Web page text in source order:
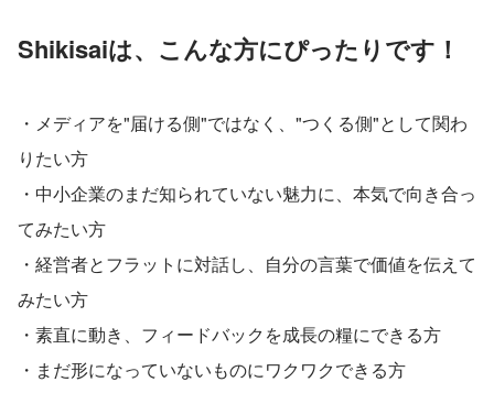
Shikisaiは、こんな方にぴったりです！
・メディアを"届ける側"ではなく、"つくる側"として関わ
りたい方
・中小企業のまだ知られていない魅力に、本気で向き合っ
てみたい方
・経営者とフラットに対話し、自分の言葉で価値を伝えて
みたい方
・素直に動き、フィードバックを成長の糧にできる方
・まだ形になっていないものにワクワクできる方